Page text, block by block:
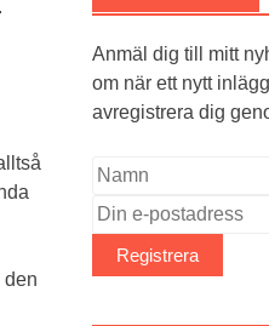
den
Anmäl dig till mitt
om när ett nytt
avregistrera dig